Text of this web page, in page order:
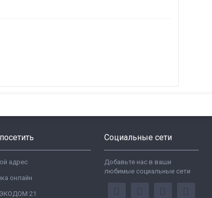
адрес
онлайн
21
Социальные сети
Добавьте нас в ваши
любимые социальные сети